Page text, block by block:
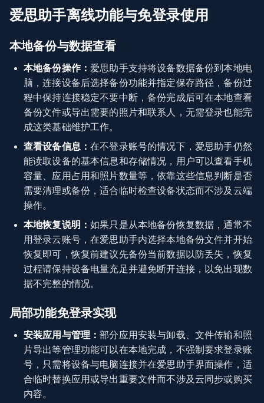
爱思助手离线功能与免登录使用
本地备份与数据查看
本地备份操作： 爱思助手支持将设备数据备份到本地电
脑，连接设备后选择备份功能并指定保存路径，备份过
程中保持连接稳定不要中断，备份完成后可在本地查看
备份文件或导出需要的照片和联系人，无需登录也能完
成这类基础维护工作。
查看设备信息：在不登录账号的情况下，爱思助手仍然
能读取设备的基本信息和存储情况，用户可以查看手机
容量、应用占用和照片数量等，依靠这些信息判断是否
需要清理或备份，适合临时检查设备状态而不涉及云端
操作。
本地恢复说明：如果只是从本地备份恢复数据，通常不
用登录云账号，在爱思助手内选择本地备份文件并开始
恢复即可，恢复前建议先备份当前数据以防丢失，恢复
过程请保持设备电量充足并避免断开连接，以免出现数
据不完整的情况。
局部功能免登录实现
安装应用与管理：部分应用安装与卸载、文件传输和照
片导出等管理功能可以在本地完成，不强制要求登录账
号，只需将设备与电脑连接并在爱思助手界面操作，适
合临时替换应用或导出重要文件而不涉及云同步或购买
内容。